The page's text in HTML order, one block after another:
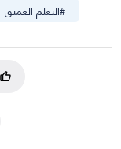
#التعلم العميق